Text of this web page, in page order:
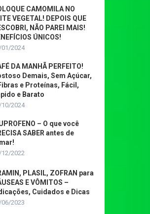
CAMOMILA NO
VEGETAL! DEPOIS QUE
NÃO PAREI MAIS!
ÚNICOS!
01/2024
DA MANHÃ PERFEITO!
Demais, Sem Açúcar,
e Proteínas, Fácil,
e Barato
2024
– O que você
SABER antes de
12/2022
PLASIL, ZOFRAN para
E VÔMITOS –
Cuidados e Dicas
06/2023